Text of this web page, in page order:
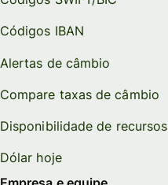
Códigos IBAN
Alertas de câmbio
Compare taxas de câmbio
Disponibilidade de recursos
Dólar hoje